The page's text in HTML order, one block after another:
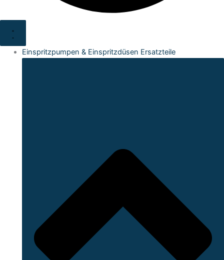
Einspritzpumpen & Einspritzdüsen Ersatzteile